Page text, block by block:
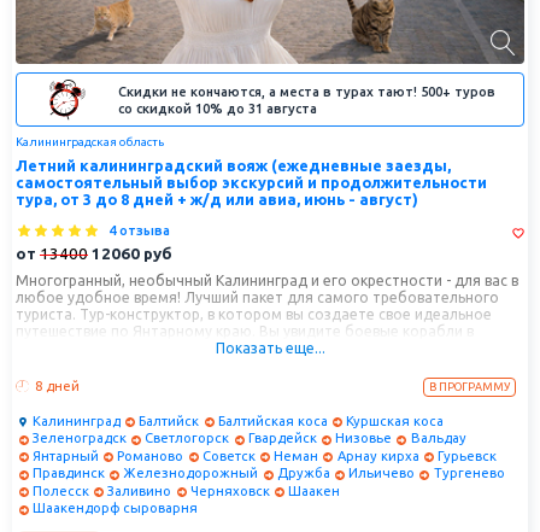
Скидки не кончаются, а места в турах тают! 500+ туров
со скидкой 10% до 31 августа
Калининградская область
Летний калининградский вояж (ежедневные заезды,
самостоятельный выбор экскурсий и продолжительности
тура, от 3 до 8 дней + ж/д или авиа, июнь - август)
4 отзыва
от 13400 12060 руб
Многогранный, необычный Калининград и его окрестности - для вас в
любое удобное время! Лучший пакет для самого требовательного
туриста. Тур-конструктор, в котором вы создаете свое идеальное
путешествие по Янтарному краю. Вы увидите боевые корабли в
Балтийске, руины орденского замка Рагнит в Немане, замки Вальдау и
восхититесь красотой Куршской косы и, конечно, прогуляетесь по
Показать еще...
8 дней В ПРОГРАММУ
Калининград Балтийск Балтийская коса
Куршская коса
Зеленоградск
Светлогорск Гвардейск Низовье
Вальдау
Янтарный
Романово Советск Неман Арнау кирха
Гурьевск
Правдинск
Железнодорожный Дружба Ильичево
Тургенево
Полесск
Заливино Черняховск
Шаакен
Шаакендорф сыроварня